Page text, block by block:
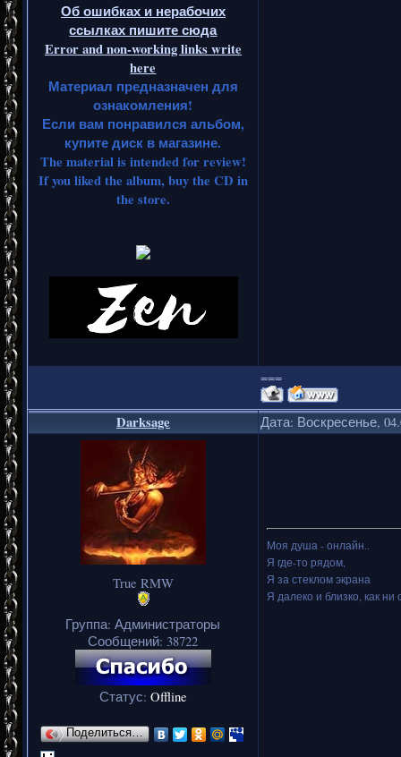
Об ошибках и нерабочих
ссылках пишите сюда
Error and non-working links write
here
Материал предназначен для
ознакомления!
Если вам понравился альбом,
купите диск в магазине.
The material is intended for review!
If you liked the album, buy the CD in
the store.
===
Darksage Дата: Воскресенье,
True RMW
Группа: Администраторы
Сообщений: 38722
Статус: Offline
Поделиться…
Моя душа - онлайн..
Я где-то рядом,
Я за стеклом экрана
Я далеко и близко, как ни